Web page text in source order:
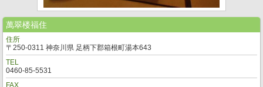
萬翠楼福住
住所
〒250-0311 神奈川県 足柄下郡箱根町湯本643
TEL
0460-85-5531
FAX